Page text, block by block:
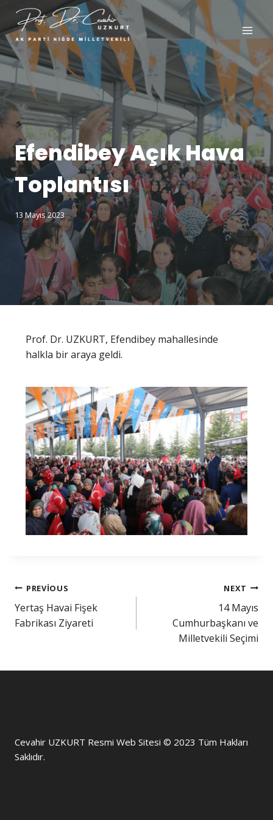
Efendibey Açık Hava
Toplantısı
13 Mayıs 2023
Prof. Dr. UZKURT, Efendibey mahallesinde
halkla bir araya geldi.
PREVIOUS
Yertaş Havai Fişek
Fabrikası Ziyareti
NEXT
14 Mayıs
Cumhurbaşkanı ve
Milletvekili Seçimi
Cevahir UZKURT Resmi Web Sitesi © 2023 Tüm Hakları
Saklıdır.